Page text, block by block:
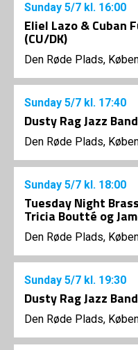
Sunday 5/7 kl. 16:00
Eliel Lazo & Cuban
(CU/DK)
Den Røde Plads,
Sunday 5/7 kl. 17:40
Dusty Rag Jazz Band
Den Røde Plads,
Sunday 5/7 kl. 18:00
Tuesday Night
Tricia Boutté og
Den Røde Plads,
Sunday 5/7 kl. 19:30
Dusty Rag Jazz Band
Den Røde Plads,